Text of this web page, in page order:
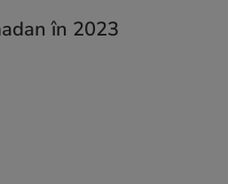
în 2023